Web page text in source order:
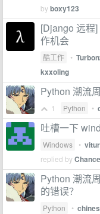
byboxy123
[Django 远程
作机会
酷工作 •
kxxoling
Python 潮流
1 Python •
吐槽一下
Windows •
replied by
Python 潮流
的错误？
Python •